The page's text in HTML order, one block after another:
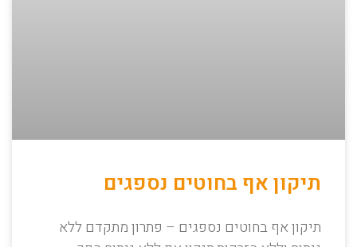
תיקון אף בחוטים נספגים
תיקון אף בחוטים נספגים – פתרון מתקדם ללא